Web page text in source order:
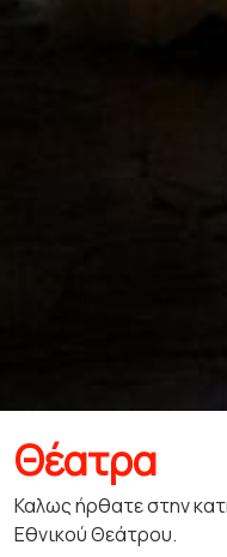
Θέατρα
Καλως ήρθατε στην
Εθνικού Θεάτρου.